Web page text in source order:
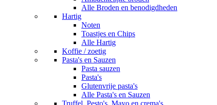
Alle Broden en benodigdheden
Hartig
Noten
Toastjes en Chips
Alle Hartig
Koffie / zoetig
Pasta's en Sauzen
Pasta sauzen
Pasta's
Glutenvrije pasta's
Alle Pasta's en Sauzen
Truffel, Pesto's, Mayo en crema's